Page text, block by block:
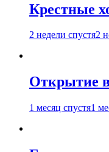
Крестные
2 недели спустя2
Открытие
1 месяц спустя1